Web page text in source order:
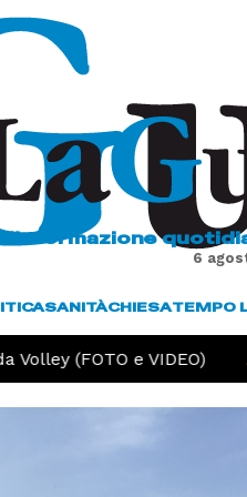
L'informazione
6
SANITÀCHIESATEMPO
(FOTO e VIDEO)